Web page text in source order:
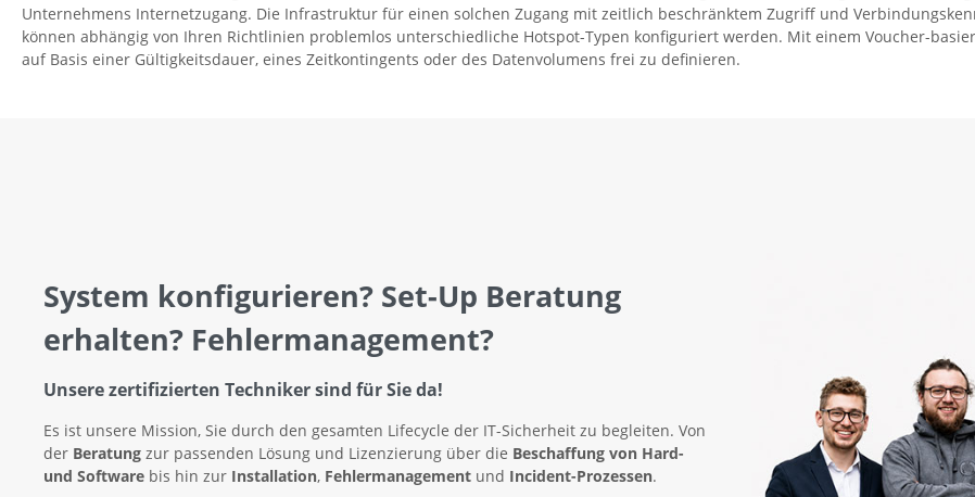
Unternehmens Internetzugang. Die Infrastruktur für einen solchen Zugang mit zeitlich beschränktem Zugriff und
können abhängig von Ihren Richtlinien problemlos unterschiedliche Hotspot-Typen konfiguriert werden. Mit einem Voucher-
auf Basis einer Gültigkeitsdauer, eines Zeitkontingents oder des Datenvolumens frei zu definieren.
System konfigurieren? Set-Up Beratung
erhalten? Fehlermanagement?
Unsere zertifizierten Techniker sind für Sie da!
Es ist unsere Mission, Sie durch den gesamten Lifecycle der IT-Sicherheit zu begleiten. Von
der Beratung zur passenden Lösung und Lizenzierung über die Beschaffung von Hard-
und Software bis hin zur Installation, Fehlermanagement und Incident-Prozessen.